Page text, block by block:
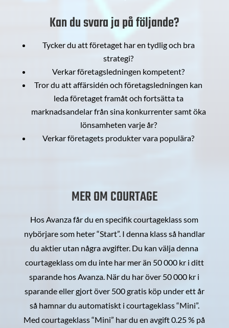
Kan du svara ja på följande?
Tycker du att företaget har en tydlig och bra
strategi?
Verkar företagsledningen kompetent?
Tror du att affärsidén och företagsledningen kan
leda företaget framåt och fortsätta ta
marknadsandelar från sina konkurrenter samt öka
lönsamheten varje år?
Verkar företagets produkter vara populära?
MER OM COURTAGE
Hos Avanza får du en specifik courtageklass som
nybörjare som heter “Start”. I denna klass så handlar
du aktier utan några avgifter. Du kan välja denna
courtageklass om du inte har mer än 50 000 kr i ditt
sparande hos Avanza. När du har över 50 000 kr i
sparande eller gjort över 500 gratis köp under ett år
så hamnar du automatiskt i courtageklass “Mini”.
Med courtageklass “Mini” har du en avgift 0.25 % på